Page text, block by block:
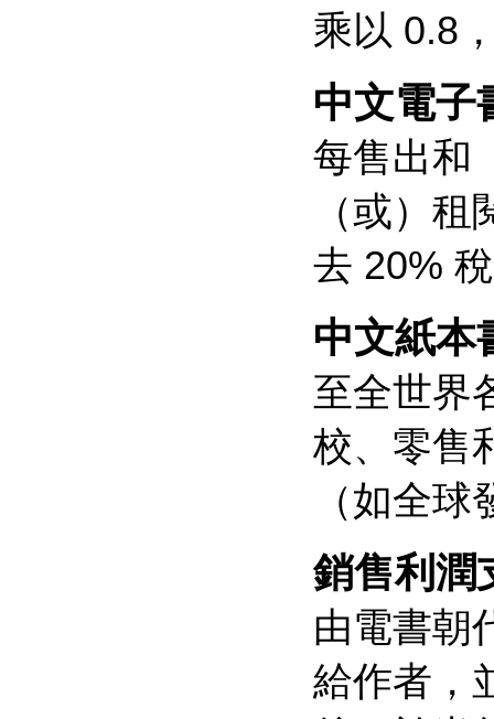
乘以 0.8
中文電子
每售出和
（或）
去 20%
中文紙本
至全世界
校、零售
（如全
銷售利潤
由電書朝
給作者，